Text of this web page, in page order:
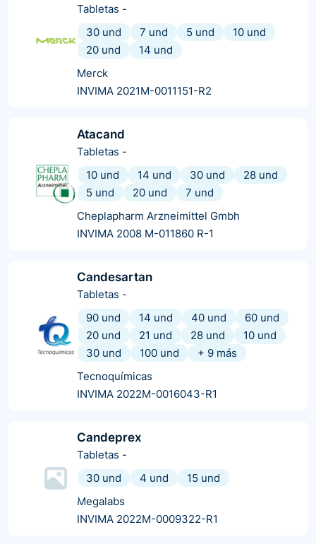
Tabletas -
30 und
7 und 5 und
10 und
20 und
14 und
Merck
INVIMA 2021M-0011151-R2
Atacand
Tabletas -
10 und
14 und 30 und
28 und
5 und
20 und
7 und
Cheplapharm Arzneimittel Gmbh
INVIMA 2008 M-011860 R-1
Candesartan
Tabletas -
90 und
14 und 40 und
60 und
20 und
21 und 28 und
10 und
30 und
100 und + 9 más
Tecnoquímicas
INVIMA 2022M-0016043-R1
Candeprex
Tabletas -
30 und
4 und
15 und
Megalabs
INVIMA 2022M-0009322-R1